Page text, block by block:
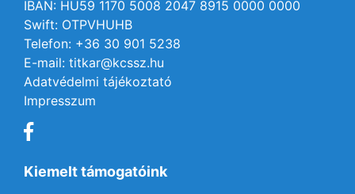
IBAN: HU59 1170 5008 2047 8915 0000 0000
Swift: OTPVHUHB
Telefon: +36 30 901 5238
E-mail: titkar@kcssz.hu
Adatvédelmi tájékoztató
Impresszum
Kiemelt támogatóink